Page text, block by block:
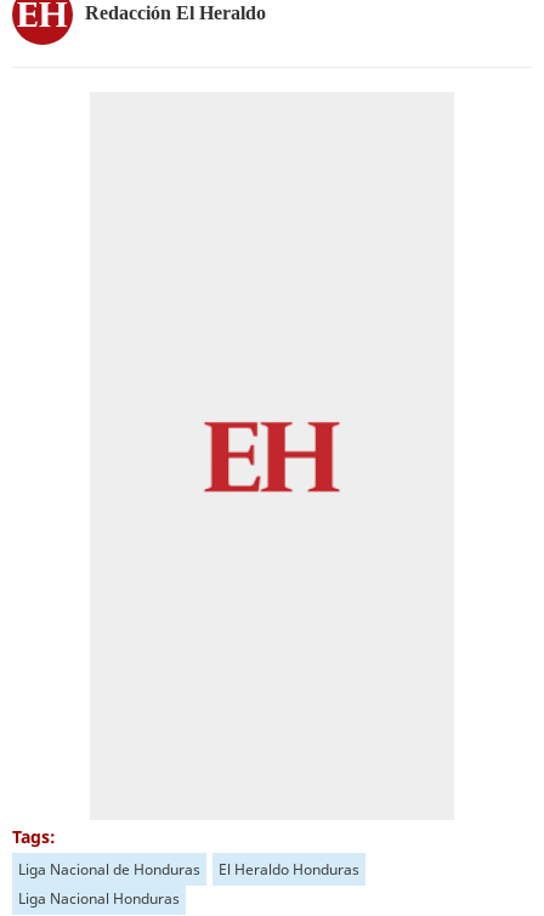
Redacción El Heraldo
Tags:
Liga Nacional de Honduras
El Heraldo Honduras
Liga Nacional Honduras